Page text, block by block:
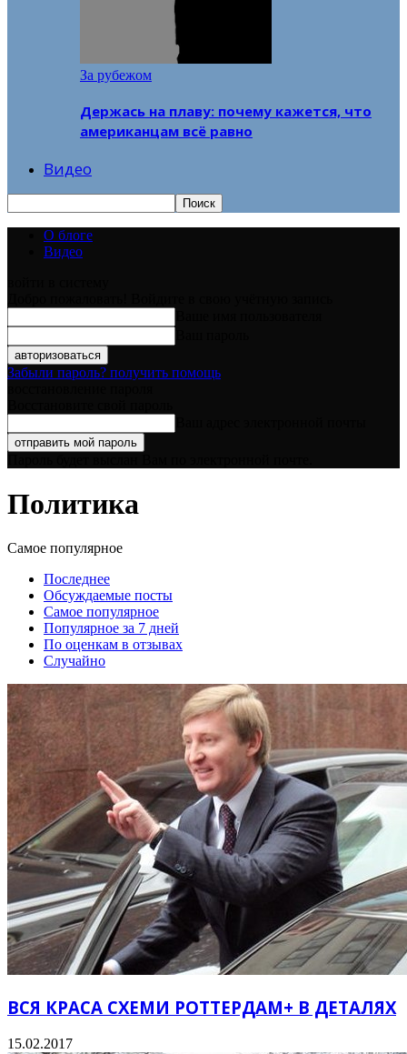
За рубежом
Держась на плаву: почему кажется, что
американцам всё равно
Видео
О блоге
Видео
Забыли пароль? получить помощь
Политика
Самое популярное
Последнее
Обсуждаемые посты
Самое популярное
Популярное за 7 дней
По оценкам в отзывах
Случайно
ВСЯ КРАСА СХЕМИ РОТТЕРДАМ+ В ДЕТАЛЯХ
15.02.2017